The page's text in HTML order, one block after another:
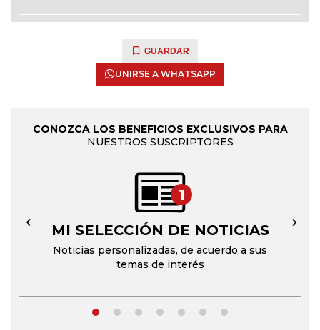
GUARDAR
UNIRSE A WHATSAPP
CONOZCA LOS BENEFICIOS EXCLUSIVOS PARA
NUESTROS SUSCRIPTORES
1
MI SELECCIÓN DE NOTICIAS
Noticias personalizadas, de acuerdo a sus
temas de interés
← →